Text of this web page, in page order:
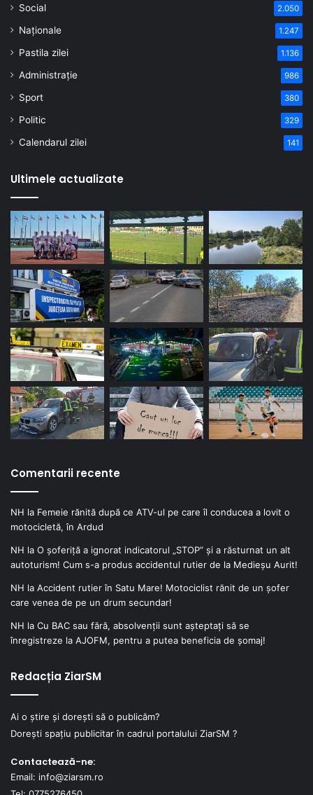
Social 2.050
Naționale 1.247
Pastila zilei 1.136
Administrație 986
Sport 380
Politic 329
Calendarul zilei 141
Ultimele actualizate
Comentarii recente
NH la Femeie rănită după ce ATV-ul pe care îl conducea a lovit o
motocicletă, în Ardud
NH la O șoferiță a ignorat indicatorul „STOP” și a răsturnat un alt
autoturism! Cum s-a produs accidentul rutier de la Medieșu Aurit!
NH la Accident rutier în Satu Mare! Motociclist rănit de un șofer
care venea de pe un drum secundar!
NH la Cu BAC sau fără, absolvenții sunt așteptați să se
înregistreze la AJOFM, pentru a putea beneficia de șomaj!
Redacția ZiarSM
Ai o știre și dorești să o publicăm?
Dorești spațiu publicitar în cadrul portalului ZiarSM ?
Contactează-ne:
Email: info@ziarsm.ro